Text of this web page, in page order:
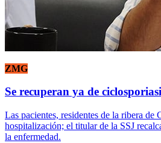
ZMG
Se recuperan ya de
Las pacientes, residentes de la ribera de
hospitalización; el titular de la SSJ
la enfermedad.